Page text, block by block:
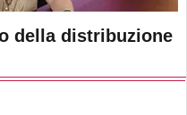
della distribuzione